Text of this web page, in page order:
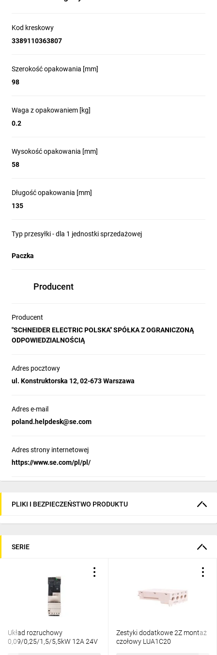
Kod kreskowy
3389110363807
Szerokość opakowania [mm]
98
Waga z opakowaniem [kg]
0.2
Wysokość opakowania [mm]
58
Długość opakowania [mm]
135
Typ przesyłki - dla 1 jednostki sprzedażowej
Paczka
Producent
Producent
"SCHNEIDER ELECTRIC POLSKA" SPÓŁKA Z OGRANICZONĄ
ODPOWIEDZIALNOŚCIĄ
Adres pocztowy
ul. Konstruktorska 12, 02-673 Warszawa
Adres e-mail
poland.helpdesk@se.com
Adres strony internetowej
https://www.se.com/pl/pl/
PLIKI I BEZPIECZEŃSTWO PRODUKTU
SERIE
Układ rozruchowy
0,09/0,25/1,5/5,5kW 12A 24V
Zestyki dodatkowe 2Z montaż
czołowy LUA1C20